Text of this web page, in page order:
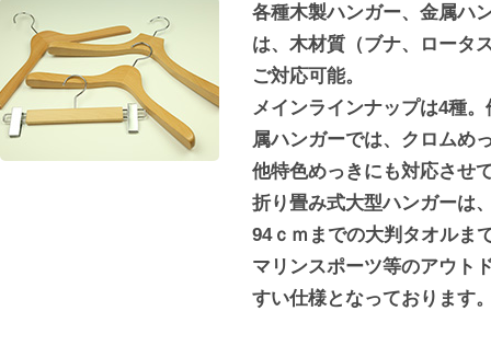
各種木製ハンガー、金属ハ
は、木材質（ブナ、ロータ
ご対応可能。
メインラインナップは4種
属ハンガーでは、クロムめ
他特色めっきにも対応させ
折り畳み式大型ハンガーは
94ｃｍまでの大判タオルま
マリンスポーツ等のアウト
すい仕様となっております